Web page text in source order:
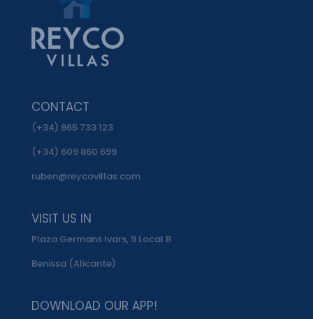
CONTACT
(+34) 965 733 123
(+34) 609 860 699
ruben@reycovillas.com
VISIT US IN
Plaza Germans Ivars, 9 Local B
Benissa (Alicante)
DOWNLOAD OUR APP!